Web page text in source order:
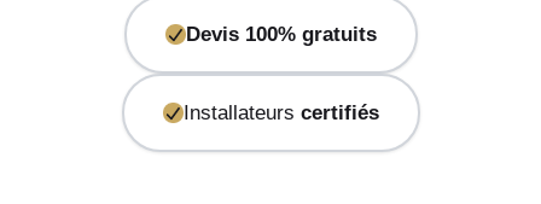
Devis 100% gratuits
Installateurs certifiés